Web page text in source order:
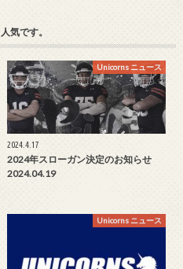
気です。
Unicorns ニュース
2024.4.17
2024年スローガン決定のお知らせ
2024.04.19
Unicorns ニュース